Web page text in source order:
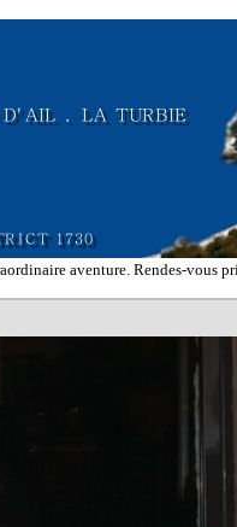
aventure. Rendes-vous